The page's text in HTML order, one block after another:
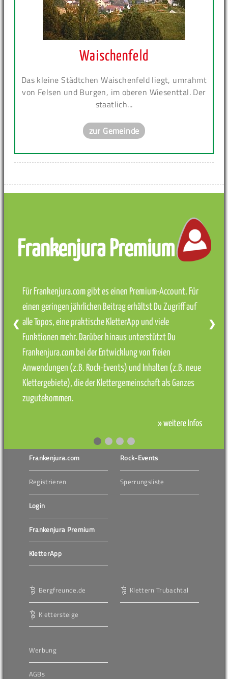
Waischenfeld
Das kleine Städtchen Waischenfeld liegt, umrahmt
von Felsen und Burgen, im oberen Wiesenttal. Der
staatlich...
zur Gemeinde
Frankenjura Premium
Für Frankenjura.com gibt es einen Premium-Account. Für
einen geringen jährlichen Beitrag erhältst Du Zugriff auf
alle Topos, eine praktische KletterApp und viele
Funktionen mehr. Darüber hinaus unterstützt Du
Frankenjura.com bei der Entwicklung von freien
Anwendungen (z.B. Rock-Events) und Inhalten (z.B. neue
Klettergebiete), die der Klettergemeinschaft als Ganzes
zugutekommen.
» weitere Infos
❮ ❯
Frankenjura.com
Registrieren
Login
Frankenjura Premium
KletterApp
Rock-Events
Sperrungsliste
Bergfreunde.de
Klettersteige
Klettern Trubachtal
Werbung
AGBs